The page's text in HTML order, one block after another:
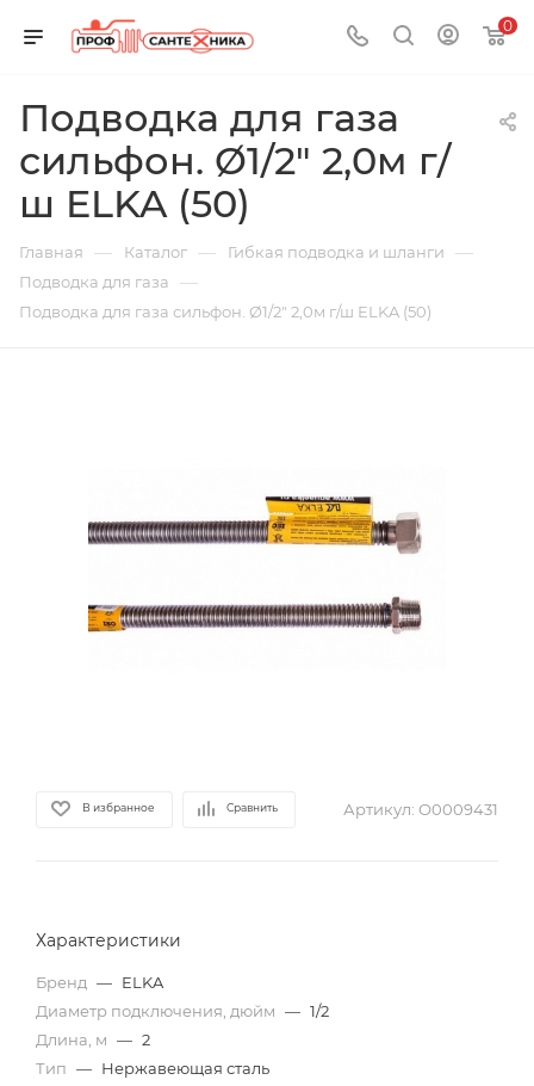
0
Подводка для газа
сильфон. Ø1/2" 2,0м г/
ш ELKA (50)
Главная — Каталог — Гибкая подводка и шланги —
Подводка для газа —
Подводка для газа сильфон. Ø1/2" 2,0м г/ш ELKA (50)
В избранное Сравнить Артикул: О0009431
Характеристики
Бренд — ELKA
Диаметр подключения, дюйм — 1/2
Длина, м — 2
Тип — Нержавеющая сталь